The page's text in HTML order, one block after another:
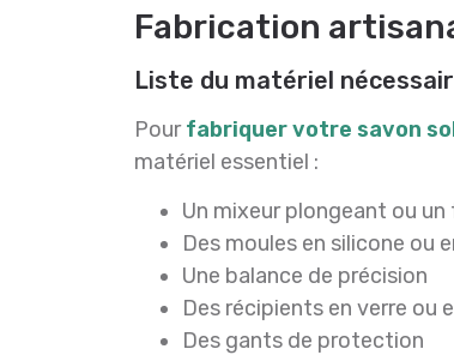
Fabrication
Liste du matériel
Pourfabriquer votre savon
matériel essentiel :
Un mixeur plongeant ou
Des moules en silicone ou
Une balance de précision
Des récipients en verre ou
Des gants de protection